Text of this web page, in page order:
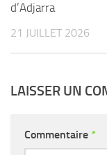
d’Adjarra
21 JUILLET 2026
LAISSER UN
Commentaire *